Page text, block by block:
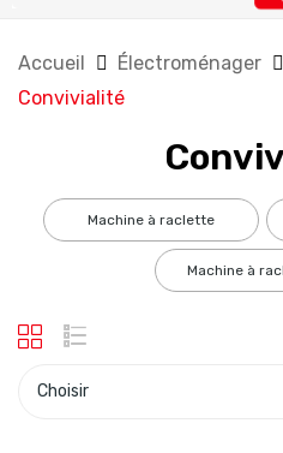
Accueil Électroménager
Convivialité
machine à raclette
machine à
Choisir